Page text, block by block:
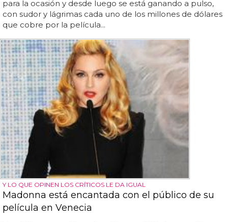
para la ocasión y desde luego se está ganando a pulso,
con sudor y lágrimas cada uno de los millones de dólares
que cobre por la película...
Y LO QUE OPINEN LOS CRÍTICOS LE DA IGUAL
Madonna está encantada con el público de su
película en Venecia